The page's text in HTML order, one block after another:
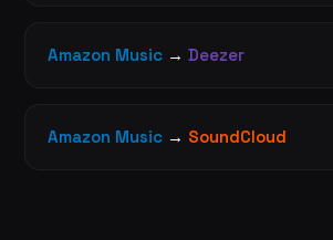
Amazon Music → Deezer
Amazon Music → SoundCloud